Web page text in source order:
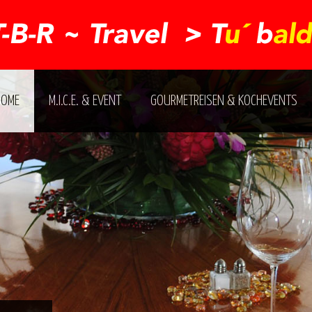
M.I.C.E. & EVENT GOURMETREISEN & KOCHEVENTS